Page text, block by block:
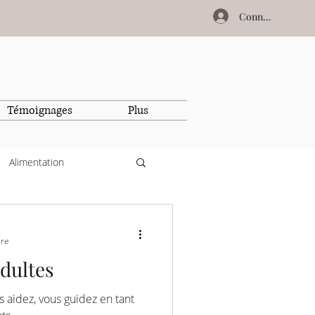
Connexion
Témoignages Plus
Alimentation
vous guidez en tant